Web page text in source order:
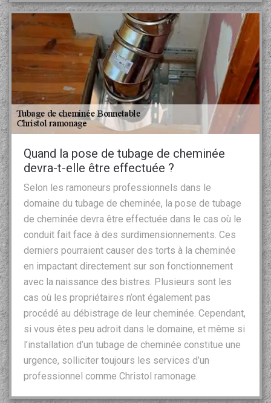
Quand la pose de tubage de cheminée
devra-t-elle être effectuée ?
Selon les ramoneurs professionnels dans le
domaine du tubage de cheminée, la pose de tubage
de cheminée devra être effectuée dans le cas où le
conduit fait face à des surdimensionnements. Ces
derniers pourraient causer des torts à la cheminée
en impactant directement sur son fonctionnement
avec la naissance des bistres. Plusieurs sont les
cas où les propriétaires n’ont également pas
procédé au débistrage de leur cheminée. Cependant,
si vous êtes peu adroit dans le domaine, et même si
l’installation d’un tubage de cheminée constitue une
urgence, solliciter toujours les services d’un
professionnel comme Christol ramonage.